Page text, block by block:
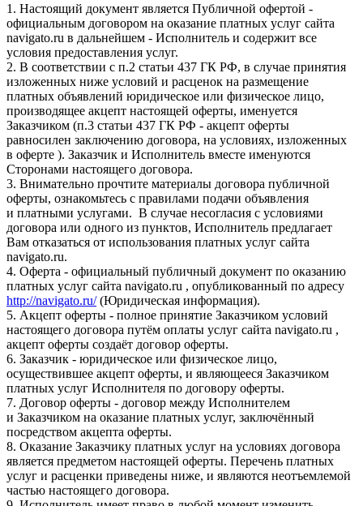
1. Настоящий документ является Публичной офертой -
официальным договором на оказание платных услуг сайта
navigato.ru в дальнейшем - Исполнитель и содержит все
условия предоставления услуг.
2. В соответствии с п.2 статьи 437 ГК РФ, в случае принятия
изложенных ниже условий и расценок на размещение
платных объявлений юридическое или физическое лицо,
производящее акцепт настоящей оферты, именуется
Заказчиком (п.3 статьи 437 ГК РФ - акцепт оферты
равносилен заключению договора, на условиях, изложенных
в оферте ). Заказчик и Исполнитель вместе именуются
Сторонами настоящего договора.
3. Внимательно прочтите материалы договора публичной
оферты, ознакомьтесь с правилами подачи объявления
и платными услугами. В случае несогласия с условиями
договора или одного из пунктов, Исполнитель предлагает
Вам отказаться от использования платных услуг сайта
navigato.ru.
4. Оферта - официальный публичный документ по оказанию
платных услуг сайта navigato.ru , опубликованный по адресу
http://navigato.ru/(Юридическая информация).
5. Акцепт оферты - полное принятие Заказчиком условий
настоящего договора путём оплаты услуг сайта navigato.ru ,
акцепт оферты создаёт договор оферты.
6. Заказчик - юридическое или физическое лицо,
осуществившее акцепт оферты, и являющееся Заказчиком
платных услуг Исполнителя по договору оферты.
7. Договор оферты - договор между Исполнителем
и Заказчиком на оказание платных услуг, заключённый
посредством акцепта оферты.
8. Оказание Заказчику платных услуг на условиях договора
является предметом настоящей оферты. Перечень платных
услуг и расценки приведены ниже, и являются неотъемлемой
частью настоящего договора.